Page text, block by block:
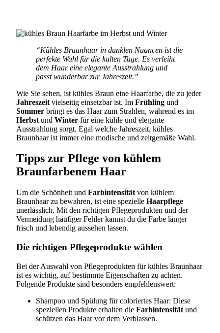
“Kühles Braunhaar in dunklen Nuancen ist die
perfekte Wahl für die kalten Tage. Es verleiht
dem Haar eine elegante Ausstrahlung und
passt wunderbar zur Jahreszeit.”
Wie Sie sehen, ist kühles Braun eine Haarfarbe, die zu jeder
Jahreszeit vielseitig einsetzbar ist. Im Frühling und
Sommer bringt es das Haar zum Strahlen, während es im
Herbst und Winter für eine kühle und elegante
Ausstrahlung sorgt. Egal welche Jahreszeit, kühles
Braunhaar ist immer eine modische und zeitgemäße Wahl.
Tipps zur Pflege von kühlem
Braunfarbenem Haar
Um die Schönheit und Farbintensität von kühlem
Braunhaar zu bewahren, ist eine spezielle Haarpflege
unerlässlich. Mit den richtigen Pflegeprodukten und der
Vermeidung häufiger Fehler kannst du die Farbe länger
frisch und lebendig aussehen lassen.
Die richtigen Pflegeprodukte wählen
Bei der Auswahl von Pflegeprodukten für kühles Braunhaar
ist es wichtig, auf bestimmte Eigenschaften zu achten.
Folgende Produkte sind besonders empfehlenswert:
Shampoo und Spülung für coloriertes Haar: Diese
speziellen Produkte erhalten die Farbintensität und
schützen das Haar vor dem Verblassen.